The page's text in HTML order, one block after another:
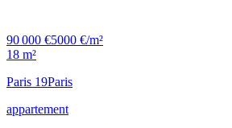
90 000 €5000 €/m²
18 m²
Paris 19Paris
appartement